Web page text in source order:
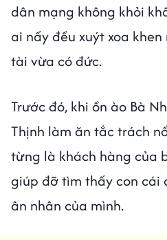
dân mạng không khỏi
ai nấy đều xuýt xoa
tài vừa có đức.
Trước đó, khi ồn ào Bà
Thịnh làm ăn tắc trách
từng là khách hàng của
giúp đỡ tìm thấy con cái
ân nhân của mình.